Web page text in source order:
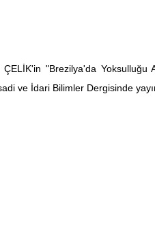
"Brezilya'da Yoksulluğu
ve İdari Bilimler Dergisinde